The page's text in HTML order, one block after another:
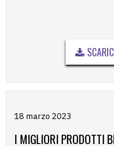
18 marzo 2023
I MIGLIORI PRODOTTI